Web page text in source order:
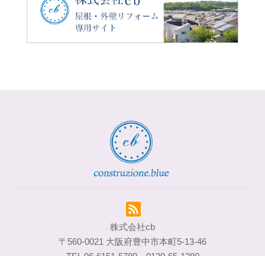
株式会社cb
〒560-0021 大阪府豊中市本町5-13-46